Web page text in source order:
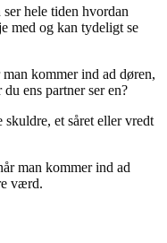
hele tiden hvordan
med og kan tydeligt se
kommer ind ad døren,
ens partner ser en?
skuldre, et såret eller vredt
man kommer ind ad
værd.